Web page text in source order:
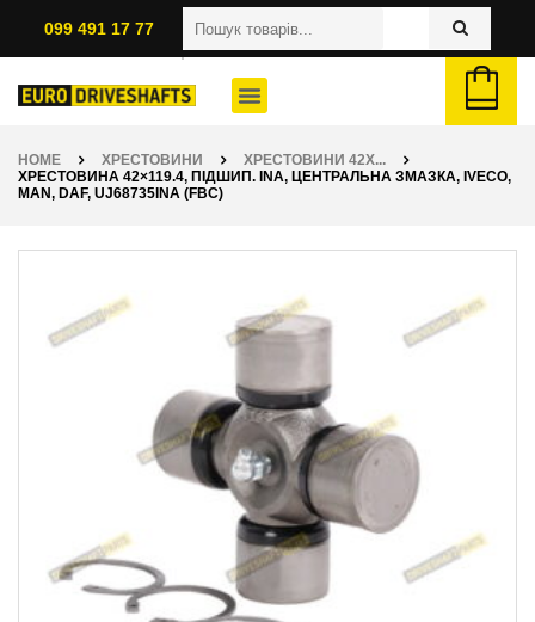
099 491 17 77
HOME ХРЕСТОВИНИ
ХРЕСТОВИНИ 42X...
ХРЕСТОВИНА 42×119.4, ПІДШИП. INA, ЦЕНТРАЛЬНА ЗМАЗКА, IVECO,
MAN, DAF, UJ68735INA (FBC)